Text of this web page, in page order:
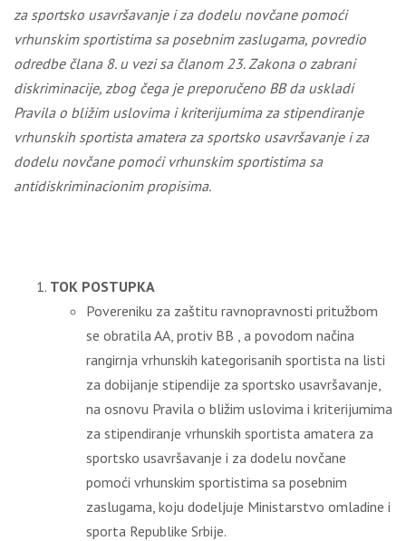
za sportsko usavršavanje i za dodelu novčane pomoći
vrhunskim sportistima sa posebnim zaslugama, povredio
odredbe člana 8. u vezi sa članom 23.Zakona o zabrani
diskriminacije, zbog čega je preporučeno BBdauskladi
Pravila o bližim uslovima i kriterijumima za stipendiranje
vrhunskih sportista amatera za sportsko usavršavanje i za
dodelu novčane pomoći vrhunskim sportistima sa
antidiskriminacionim propisima.
TOK POSTUPKA
Povereniku za zaštitu ravnopravnosti pritužbom
se obratila AA, protiv BB , a povodom načina
rangirnja vrhunskih kategorisanih sportista na listi
za dobijanje stipendije za sportsko usavršavanje,
na osnovu Pravila o bližim uslovima i kriterijumima
za stipendiranje vrhunskih sportista amatera za
sportsko usavršavanje i za dodelu novčane
pomoći vrhunskim sportistima sa posebnim
zaslugama, koju dodeljuje Ministarstvo omladine i
sporta Republike Srbije.